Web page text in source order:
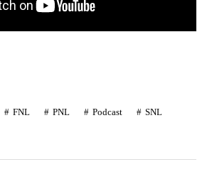
FNL PNL Podcast SNL